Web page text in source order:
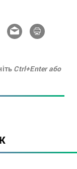
Ctrl+Enter або